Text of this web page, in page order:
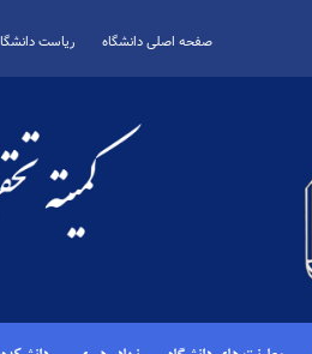
صفحه اصلی دانشگاه ریاست